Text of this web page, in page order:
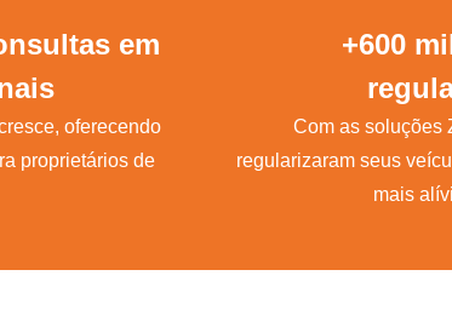
em
oferecendo
proprietários de
+600
Com as soluções
regularizaram seus
mais